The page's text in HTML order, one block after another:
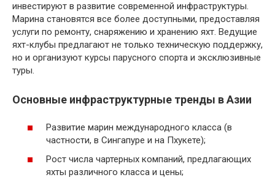
инвестируют в развитие современной инфраструктуры.
Марина становятся все более доступными, предоставляя
услуги по ремонту, снаряжению и хранению яхт. Ведущие
яхт-клубы предлагают не только техническую поддержку,
но и организуют курсы парусного спорта и эксклюзивные
туры.
Основные инфраструктурные тренды в Азии
Развитие марин международного класса (в
частности, в Сингапуре и на Пхукете);
Рост числа чартерных компаний, предлагающих
яхты различного класса и цены;